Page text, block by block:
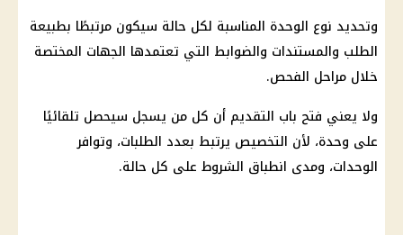
وتحديد نوع الوحدة المناسبة لكل حالة سيكون مرتبطًا بطبيعة
الطلب والمستندات والضوابط التي تعتمدها الجهات المختصة
خلال مراحل الفحص.
ولا يعني فتح باب التقديم أن كل من يسجل سيحصل تلقائيًا
على وحدة، لأن التخصيص يرتبط بعدد الطلبات، وتوافر
الوحدات، ومدى انطباق الشروط على كل حالة.